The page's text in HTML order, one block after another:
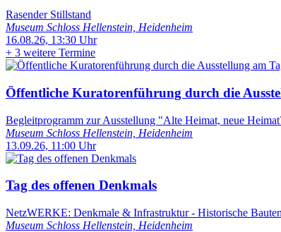
Rasender Stillstand
Museum Schloss Hellenstein, Heidenheim
16.08.26, 13:30 Uhr
+ 3 weitere Termine
Öffentliche Kuratorenführung durch die
Begleitprogramm zur Ausstellung "Alte Heimat, neue
Museum Schloss Hellenstein, Heidenheim
13.09.26, 11:00 Uhr
Tag des offenen Denkmals
NetzWERKE: Denkmale & Infrastruktur - Historische
Museum Schloss Hellenstein, Heidenheim